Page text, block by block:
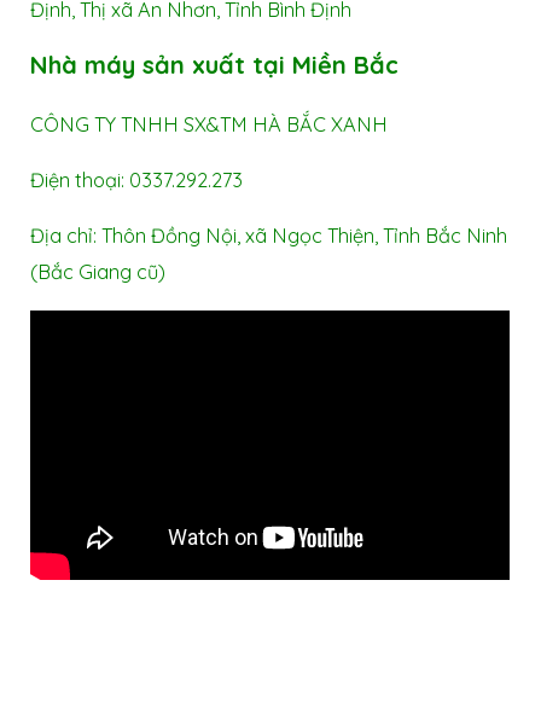
Định, Thị xã An Nhơn, Tỉnh Bình Định
Nhà máy sản xuất tại Miền Bắc
CÔNG TY TNHH SX&TM HÀ BẮC XANH
Điện thoại: 0337.292.273
Địa chỉ: Thôn Đồng Nội, xã Ngọc Thiện, Tỉnh Bắc Ninh
(Bắc Giang cũ)